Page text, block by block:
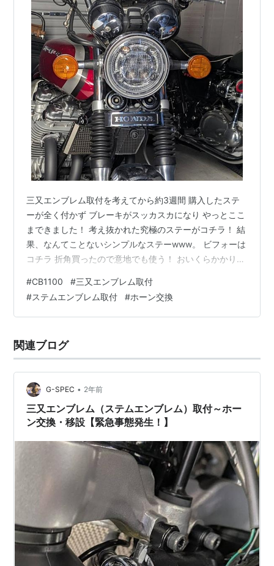
三又エンブレム取付を考えてから約3週間 購入したステ
ーが全く付かず ブレーキがスッカスカになり やっとここ
まできました！ 考え抜かれた究極のステーがコチラ！ 結
果、なんてことないシンプルなステーwww。 ビフォーは
コチラ 折角買ったので意地でも使う！ おいくらかかりま
ーは、マフラーとかにも使えるかなと思ったんですが、
乾かすのに200℃で焼き付けなきゃいけないなんて知り
ませんでした。結局普通のスプレー缶が一番！追加購入
さんでもフルセット売ってるみたいです。
https://www.r…
#CB1100 #三又エンブレム取付
#ステムエンブレム取付 #ホーン交換
関連ブログ
G-SPEC • 2年前
三又エンブレム（ステムエンブレム）取付～ホー
ン交換・移設【緊急事態発生！】